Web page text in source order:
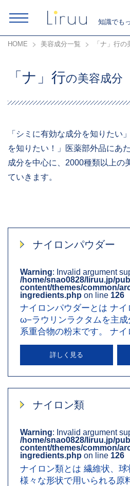
知識でも
HOME 美容成分一覧 「ナ」行の
「ナ」行の美容成分
「シミに有効な成分を知りたい
を知りたい！」医薬部外品にあ
成分を中心に、2000種類以上の
ていきます。
ナイロンパウダー
Warning: Invalid argument
/home/snao0828/liruu.jp/
content/themes/common/
ingredients.php on line 126
ナイロンパウダーとは ナイ
ω−ラウリンラクタムを主成
系重合物の粉末です。 ナ
果・働き 直径10μ（ミク…
詳しく見る
ナイロン類
Warning: Invalid argument
/home/snao0828/liruu.jp/
content/themes/common/
ingredients.php on line 126
ナイロン類とは 繊維状、球
様々な形状で用いられる原